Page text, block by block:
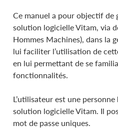
Ce manuel a pour objectif de
solution logicielle Vitam, via
Hommes Machines), dans la
lui faciliter l’utilisation de
en lui permettant de se
fonctionnalités.
L’utilisateur est une
solution logicielle Vitam. Il
mot de passe uniques.